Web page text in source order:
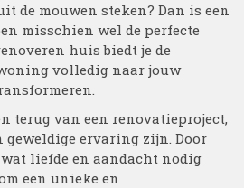
de mouwen steken? Dan is een
misschien wel de perfecte
huis biedt je de
volledig naar jouw
terug van een renovatieproject,
geweldige ervaring zijn. Door
liefde en aandacht nodig
een unieke en